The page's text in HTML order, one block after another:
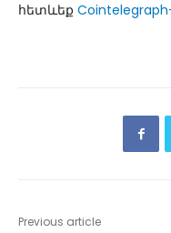
հետևեք
Previous article